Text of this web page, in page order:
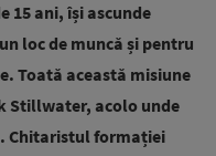
15 ani, își ascunde
loc de muncă și pentru
Toată această misiune
Stillwater, acolo unde
Chitaristul formației